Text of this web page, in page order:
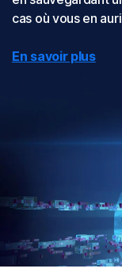
cas où vous en
En savoir plus